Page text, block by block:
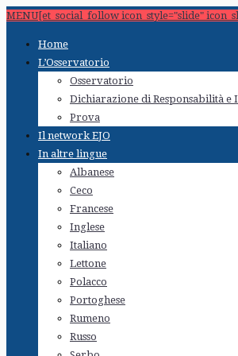
MENU[et_social_follow icon_style="slide"
Home
L’Osservatorio
Osservatorio
Dichiarazione di Responsabilità
Prova
Il network EJO
In altre lingue
Albanese
Ceco
Francese
Inglese
Italiano
Lettone
Polacco
Portoghese
Rumeno
Russo